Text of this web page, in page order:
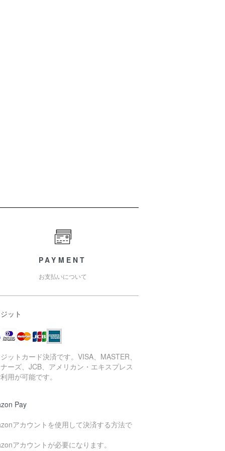
PAYMENT
お支払いについて
ット
ットカード決済です。VISA、MASTER、
ーズ、JCB、アメリカン・エキスプレス
用が可能です。
Pay
アカウントを使用して決済する方法で
アカウントが必要になります。